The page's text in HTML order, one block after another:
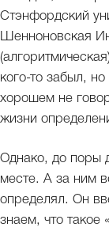
Стэнфордский
Шенноновская
кого-то забыл,
хорошем не
жизни
Однако, до поры
месте. А за ним
определял. Он
знаем, что